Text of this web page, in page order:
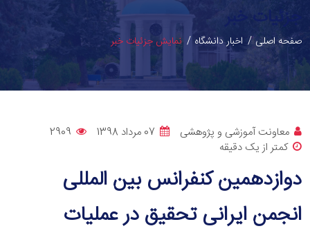
جزئیات خبر
صفحه اصلی اخبار دانشگاه نمایش جزئیات خبر
معاونت آموزشی و پژوهشی 07 مرداد 1398
2909
کمتر از یک دقیقه
دوازدهمین کنفرانس بین المللی
انجمن ایرانی تحقیق در عملیات